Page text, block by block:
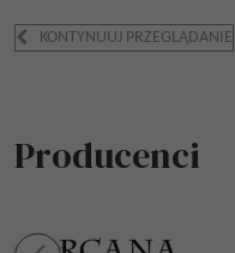
KONTYNUUJ PRZEGLĄDANIE
Producenci